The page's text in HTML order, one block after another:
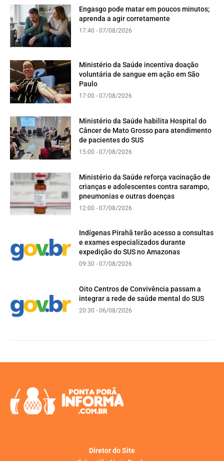
Engasgo pode matar em poucos minutos;
aprenda a agir corretamente
17:40 - 07/08/2026
Ministério da Saúde incentiva doação
voluntária de sangue em ação em São
Paulo
17:00 - 07/08/2026
Ministério da Saúde habilita Hospital do
Câncer de Mato Grosso para atendimento
de pacientes do SUS
15:00 - 07/08/2026
Ministério da Saúde reforça vacinação de
crianças e adolescentes contra sarampo,
pneumonias e outras doenças
12:00 - 07/08/2026
Indígenas Pirahã terão acesso a consultas
e exames especializados durante
expedição do SUS no Amazonas
09:30 - 07/08/2026
Oito Centros de Convivência passam a
integrar a rede de saúde mental do SUS
20:30 - 06/08/2026
Diretor do Site